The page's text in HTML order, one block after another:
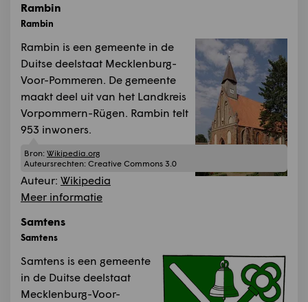
Rambin
Rambin
Rambin is een gemeente in de
Duitse deelstaat Mecklenburg-
Voor-Pommeren. De gemeente
maakt deel uit van het Landkreis
Vorpommern-Rügen. Rambin telt
953 inwoners.
Bron: Wikipedia.org
Auteursrechten: Creative Commons 3.0
Auteur: Wikipedia
Meer informatie
Samtens
Samtens
Samtens is een gemeente
in de Duitse deelstaat
Mecklenburg-Voor-